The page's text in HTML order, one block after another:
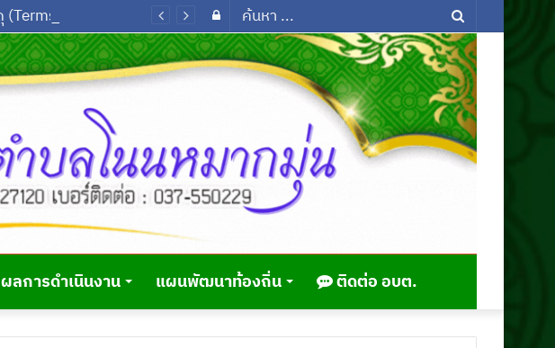
...
Log
In
ผลการดำเนินงาน แผนพัฒนาท้องถิ่น ติดต่อ อบต.